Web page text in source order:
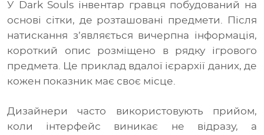
У Dark Souls інвентар гравця побудований на
основі сітки, де розташовані предмети. Після
натискання з’являється вичерпна інформація,
короткий опис розміщено в рядку ігрового
предмета. Це приклад вдалої ієрархії даних, де
кожен показник має своє місце.
Дизайнери часто використовують прийом,
коли інтерфейс виникає не відразу, а